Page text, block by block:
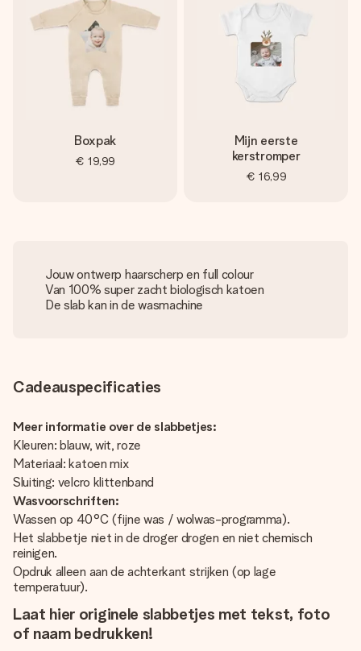
Boxpak
€ 19,99
Mijn eerste
kerstromper
€ 16,99
Jouw ontwerp haarscherp en full colour
Van 100% super zacht biologisch katoen
De slab kan in de wasmachine
Cadeauspecificaties
Meer informatie over de slabbetjes:
Kleuren: blauw, wit, roze
Materiaal: katoen mix
Sluiting: velcro klittenband
Wasvoorschriften:
Wassen op 40°C (fijne was / wolwas-programma).
Het slabbetje niet in de droger drogen en niet chemisch
reinigen.
Opdruk alleen aan de achterkant strijken (op lage
temperatuur).
Laat hier originele slabbetjes met tekst, foto
of naam bedrukken!